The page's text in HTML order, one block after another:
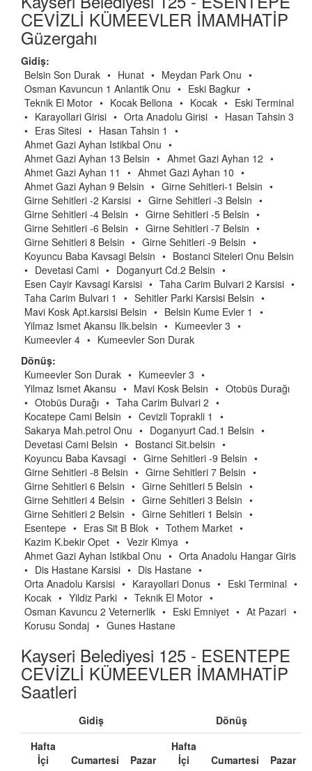
CEVİZLİ KÜMEEVLER İMAMHATİP
Güzergahı
Gidiş:
Belsin Son Durak • Hunat • Meydan Park Onu •
Osman Kavuncun 1 Anlantik Onu • Eski Bagkur •
Teknik El Motor • Kocak Bellona • Kocak • Eski Terminal
• Karayollari Girisi • Orta Anadolu Girisi • Hasan Tahsin 3
• Eras Sitesi • Hasan Tahsin 1
•
Ahmet Gazi Ayhan Istikbal Onu •
Ahmet Gazi Ayhan 13 Belsin • Ahmet Gazi Ayhan 12 •
Ahmet Gazi Ayhan 11
• Ahmet Gazi Ayhan 10 •
Ahmet Gazi Ayhan 9 Belsin • Girne Sehitleri-1 Belsin •
Girne Sehitleri -2 Karsisi • Girne Sehitleri -3 Belsin •
Girne Sehitleri -4 Belsin • Girne Sehitleri -5 Belsin •
Girne Sehitleri -6 Belsin • Girne Sehitleri -7 Belsin •
Girne Sehitleri 8 Belsin • Girne Sehitleri -9 Belsin •
Koyuncu Baba Kavsagi Belsin • Bostanci Siteleri Onu Belsin
• Devetasi Cami • Doganyurt Cd.2 Belsin •
Esen Cayir Kavsagi Karsisi • Taha Carim Bulvari 2 Karsisi •
Taha Carim Bulvari 1
• Sehitler Parki Karsisi Belsin •
Mavi Kosk Apt.karsisi Belsin • Belsin Kume Evler 1
•
Yilmaz Ismet Akansu Ilk.belsin • Kumeevler 3 •
Kumeevler 4 • Kumeevler Son Durak
Dönüş:
Kumeevler Son Durak • Kumeevler 3 •
Yilmaz Ismet Akansu • Mavi Kosk Belsin • Otobüs Durağı
• Otobüs Durağı • Taha Carim Bulvari 2 •
Kocatepe Cami Belsin • Cevizli Toprakli 1
•
Sakarya Mah.petrol Onu • Doganyurt Cad.1 Belsin •
Devetasi Cami Belsin • Bostanci Sit.belsin •
Koyuncu Baba Kavsagi • Girne Sehitleri -9 Belsin •
Girne Sehitleri -8 Belsin • Girne Sehitleri 7 Belsin •
Girne Sehitleri 6 Belsin • Girne Sehitleri 5 Belsin •
Girne Sehitleri 4 Belsin • Girne Sehitleri 3 Belsin •
Girne Sehitleri 2 Belsin • Girne Sehitleri 1 Belsin •
Esentepe • Eras Sit B Blok • Tothem Market •
Kazim K.bekir Opet • Vezir Kimya •
Ahmet Gazi Ayhan Istikbal Onu • Orta Anadolu Hangar Giris
• Dis Hastane Karsisi • Dis Hastane •
Orta Anadolu Karsisi • Karayollari Donus • Eski Terminal •
Kocak • Yildiz Parki • Teknik El Motor •
Osman Kavuncu 2 Veternerlik • Eski Emniyet • At Pazari •
Korusu Sondaj • Gunes Hastane
Kayseri Belediyesi 125 - ESENTEPE
CEVİZLİ KÜMEEVLER İMAMHATİP
Saatleri
Gidiş
Dönüş
Hafta
İçi
Cumartesi Pazar
Hafta
İçi
Cumartesi Pazar